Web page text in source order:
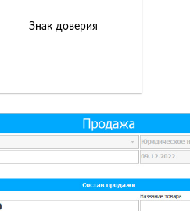
Знак доверия